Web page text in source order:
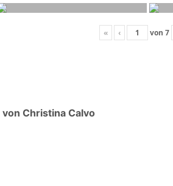
« ‹ von 7
Christina Calvo